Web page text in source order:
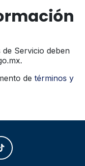
Servicio deben
de términos y